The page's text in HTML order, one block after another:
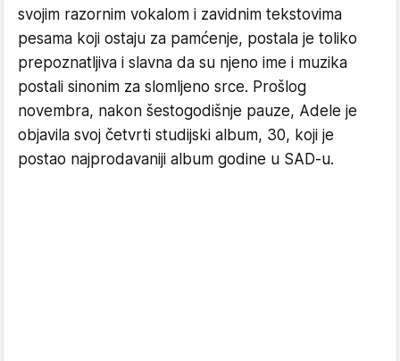
svojim razornim vokalom i zavidnim tekstovima
pesama koji ostaju za pamćenje, postala je toliko
prepoznatljiva i slavna da su njeno ime i muzika
postali sinonim za slomljeno srce. Prošlog
novembra, nakon šestogodišnje pauze, Adele je
objavila svoj četvrti studijski album, 30, koji je
postao najprodavaniji album godine u SAD-u.